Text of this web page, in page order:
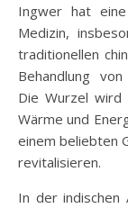
Ingwer hat
Medizin,
traditionellen
Behandlung
Die Wurzel wird
Wärme und
einem beliebten
revitalisieren.
In der indischen